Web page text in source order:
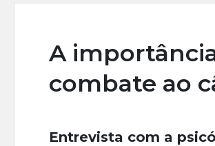
A
combate ao
Entrevista com a